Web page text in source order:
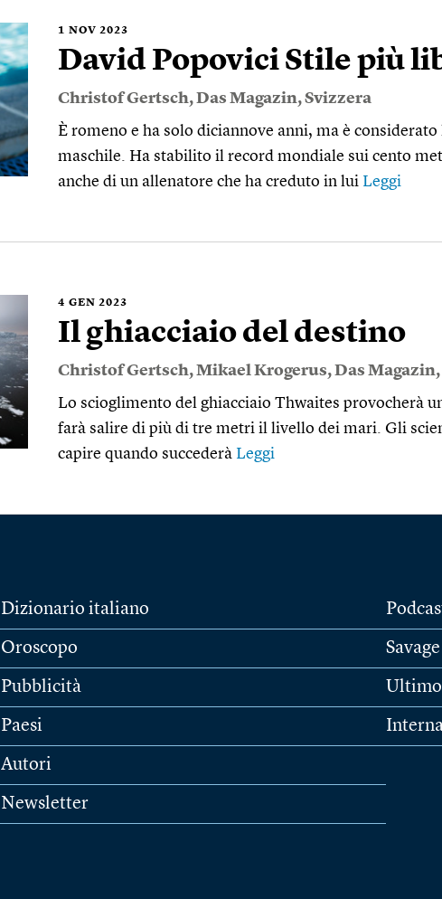
1 NOV 2023
David Popovici Stile più
Christof Gertsch,Das Magazin,Svizzera
È romeno e ha solo diciannove anni, ma è
maschile. Ha stabilito il record mondiale sui cento
anche di un allenatore che ha creduto in lui Leggi
4 GEN 2023
Il ghiacciaio del destino
Christof Gertsch,Mikael Krogerus,Das Magazin,
Lo scioglimento del ghiacciaio Thwaites provocherà
farà salire di più di tre metri il livello dei mari. Gli
capire quando succederà Leggi
Dizionario italiano
Oroscopo
Pubblicità
Paesi
Autori
Newsletter